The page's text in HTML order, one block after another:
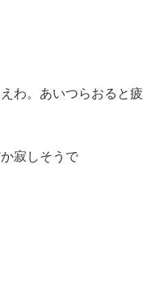
わ。あいつらおると疲
寂しそうで